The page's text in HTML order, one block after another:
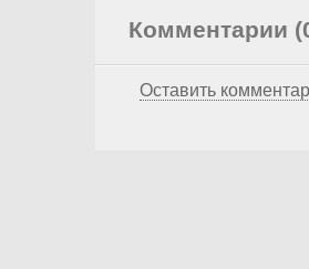
Комментарии
Оставить